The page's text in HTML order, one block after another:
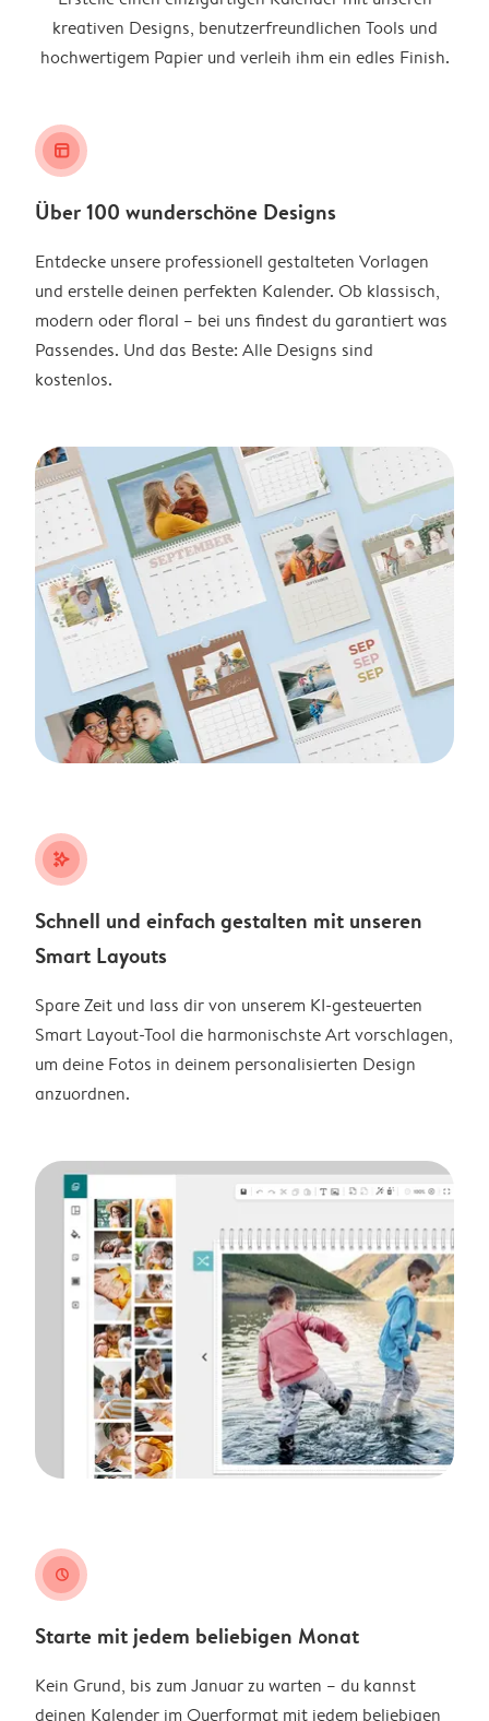
kreativen Designs, benutzerfreundlichen Tools und
hochwertigem Papier und verleih ihm ein edles Finish.
layout_alt
Über 100 wunderschöne Designs
Entdecke unsere professionell gestalteten Vorlagen
und erstelle deinen perfekten Kalender. Ob klassisch,
modern oder floral – bei uns findest du garantiert was
Passendes. Und das Beste: Alle Designs sind
kostenlos.
stars_plus
Schnell und einfach gestalten mit unseren
Smart Layouts
Spare Zeit und lass dir von unserem KI-gesteuerten
Smart Layout-Tool die harmonischste Art vorschlagen,
um deine Fotos in deinem personalisierten Design
anzuordnen.
clock
Starte mit jedem beliebigen Monat
Kein Grund, bis zum Januar zu warten – du kannst
deinen Kalender im Querformat mit jedem beliebigen